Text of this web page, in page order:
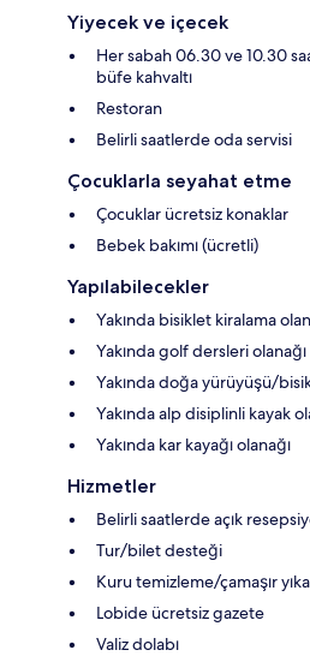
Yiyecek ve içecek
Her sabah 06.30 ve 10.30
büfe kahvaltı
Restoran
Belirli saatlerde oda servisi
Çocuklarla seyahat etme
Çocuklar ücretsiz konaklar
Bebek bakımı (ücretli)
Yapılabilecekler
Yakında bisiklet kiralama
Yakında golf dersleri olanağı
Yakında doğa yürüyüşü/
Yakında alp disiplinli kayak
Yakında kar kayağı olanağı
Hizmetler
Belirli saatlerde açık
Tur/bilet desteği
Kuru temizleme/çamaşır
Lobide ücretsiz gazete
Valiz dolabı